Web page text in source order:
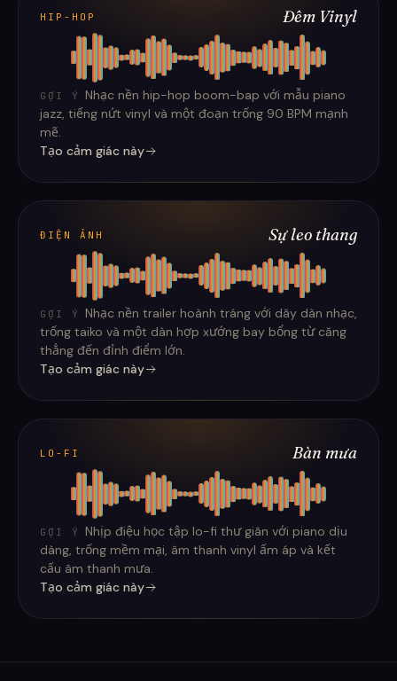
HIP-HOP Đêm Vinyl
GỢI Ý
Nhạc nền hip-hop boom-bap với mẫu piano
jazz, tiếng nứt vinyl và một đoạn trống 90 BPM mạnh
mẽ.
Tạo cảm giác này
ĐIỆN ẢNH Sự leo thang
GỢI Ý
Nhạc nền trailer hoành tráng với dây dàn nhạc,
trống taiko và một dàn hợp xướng bay bổng từ căng
thẳng đến đỉnh điểm lớn.
Tạo cảm giác này
LO-FI Bàn mưa
GỢI Ý
Nhịp điệu học tập lo-fi thư giãn với piano dịu
dàng, trống mềm mại, âm thanh vinyl ấm áp và kết
cấu âm thanh mưa.
Tạo cảm giác này